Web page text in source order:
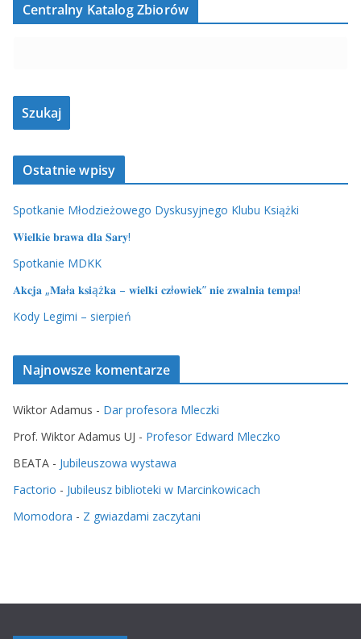
Centralny Katalog Zbiorów
Ostatnie wpisy
Spotkanie Młodzieżowego Dyskusyjnego Klubu Książki
𝐖𝐢𝐞𝐥𝐤𝐢𝐞 𝐛𝐫𝐚𝐰𝐚 𝐝𝐥𝐚 𝐒𝐚𝐫𝐲!
Spotkanie MDKK
𝐀𝐤𝐜𝐣𝐚 „𝐌𝐚ł𝐚 𝐤𝐬𝐢ąż𝐤𝐚 – 𝐰𝐢𝐞𝐥𝐤𝐢 𝐜𝐳ł𝐨𝐰𝐢𝐞𝐤” 𝐧𝐢𝐞 𝐳𝐰𝐚𝐥𝐧𝐢𝐚 𝐭𝐞𝐦𝐩𝐚!
Kody Legimi – sierpień
Najnowsze komentarze
Wiktor Adamus - Dar profesora Mleczki
Prof. Wiktor Adamus UJ - Profesor Edward Mleczko
BEATA - Jubileuszowa wystawa
Factorio - Jubileusz biblioteki w Marcinkowicach
Momodora - Z gwiazdami zaczytani